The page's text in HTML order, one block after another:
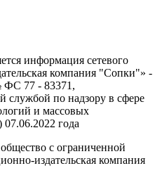
информация сетевого
компания "Сопки"» -
ФС 77 - 83371,
службой по надзору в сфере
и массовых
года
с ограниченной
издательская компания